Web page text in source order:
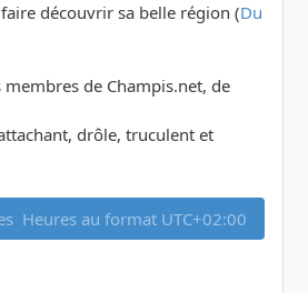
découvrir sa belle région (Du
de Champis.net, de
drôle, truculent et
Heures au format UTC+02:00